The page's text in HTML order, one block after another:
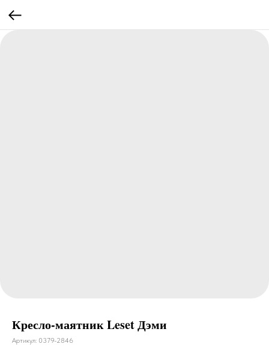
Кресло-маятник Leset Дэми
Артикул: 0379-2846